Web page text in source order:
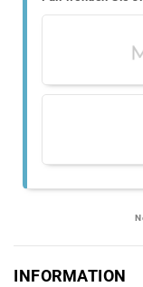
INFORMATION